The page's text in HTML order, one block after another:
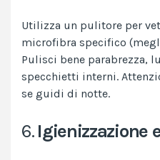
Utilizza un pulitore per
microfibra specifico
Pulisci bene parabrezza,
specchietti interni.
se guidi di notte.
6.Igienizzazione